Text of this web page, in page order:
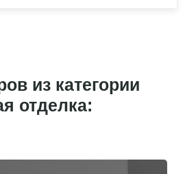
из категории
отделка: